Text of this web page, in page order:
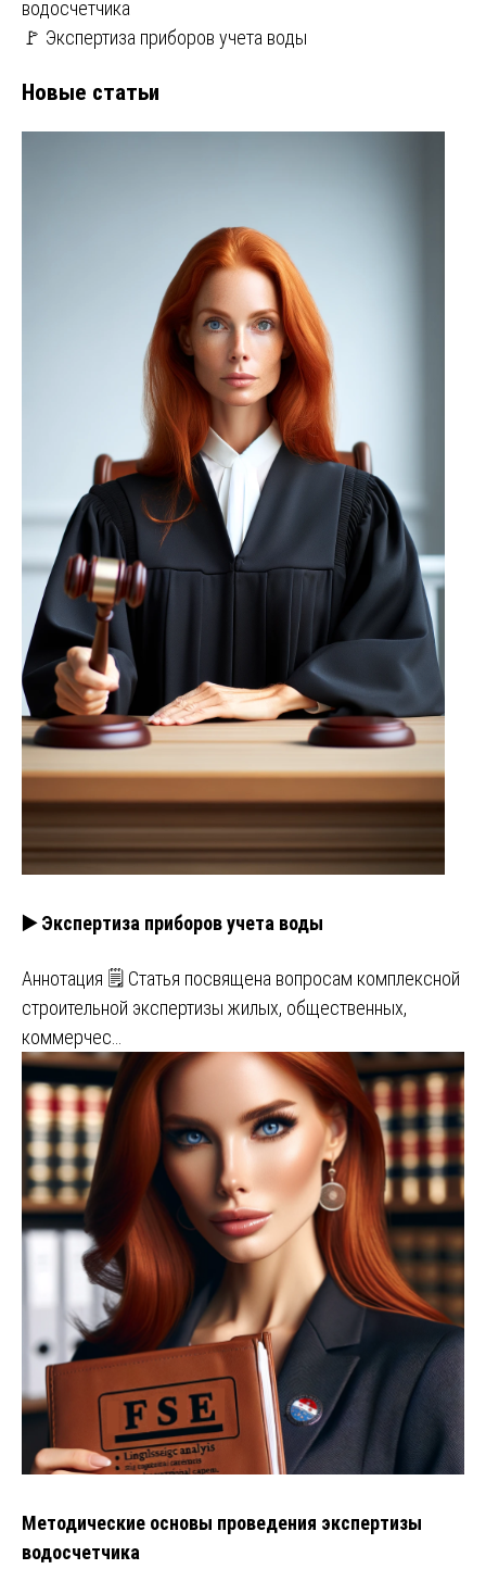
водосчетчика
🚩 Экспертиза приборов учета воды
Новые статьи
▶️ Экспертиза приборов учета воды
Аннотация 🗒️ Статья посвящена вопросам комплексной
строительной экспертизы жилых, общественных,
коммерчес…
Методические основы проведения экспертизы
водосчетчика